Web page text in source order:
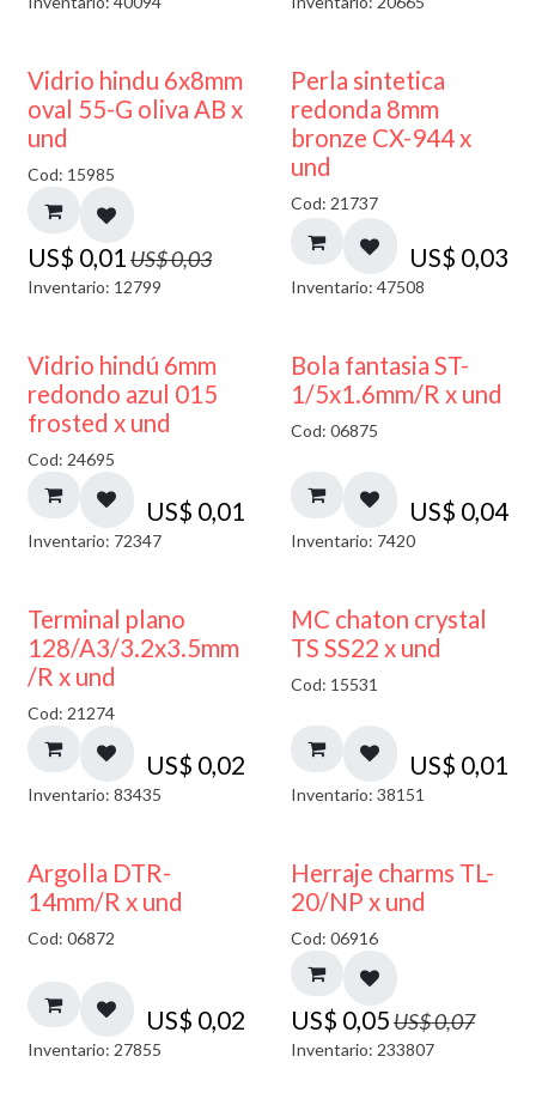
50% DESCUENTO
Vidrio hindu 6x8mm
oval 55-G oliva AB x
und
Cod: 15985
US$ 0,01 US$0,03
Inventario: 12799
Perla sintetica
redonda 8mm
bronze CX-944 x
und
Cod: 21737
US$ 0,03
Inventario: 47508
40% DESCUENTO
Vidrio hindú 6mm
redondo azul 015
frosted x und
Cod: 24695
US$ 0,01
Inventario: 72347
Bola fantasia ST-
1/5x1.6mm/R x und
Cod: 06875
US$ 0,04
Inventario: 7420
Terminal plano
128/A3/3.2x3.5mm
/R x und
Cod: 21274
US$ 0,02
Inventario: 83435
MC chaton crystal
TS SS22 x und
Cod: 15531
US$ 0,01
Inventario: 38151
Argolla DTR-
14mm/R x und
Cod: 06872
US$ 0,02
Inventario: 27855
40% DESCUENTO
Herraje charms TL-
20/NP x und
Cod: 06916
US$ 0,05US$0,07
Inventario: 233807